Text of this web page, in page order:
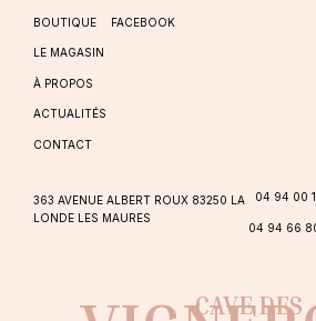
BOUTIQUE
LE MAGASIN
À PROPOS
ACTUALITÉS
CONTACT
FACEBOOK
363 AVENUE ALBERT ROUX 83250 LA
LONDE LES MAURES
04 94 00
04 94 66
CAVE DES